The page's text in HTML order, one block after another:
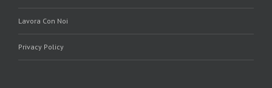
Lavora Con Noi
Privacy Policy